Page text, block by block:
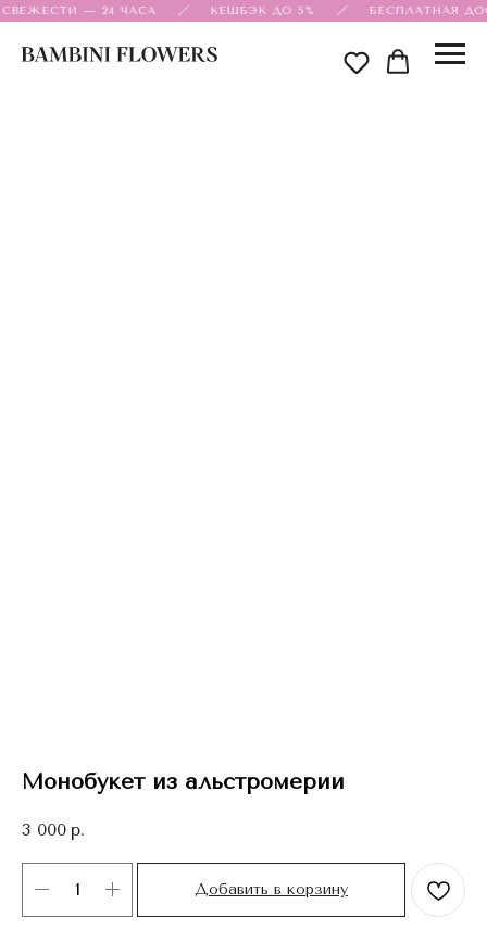
— 24 ЧАСА КЕШБЭК ДО 5% БЕСПЛАТНАЯ
Монобукет из альстромерии
3 000 р.
Добавить в корзину